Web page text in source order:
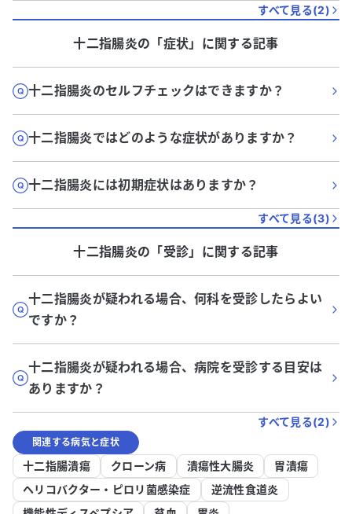
すべて見る(2)
十二指腸炎の「症状」に関する記事
十二指腸炎のセルフチェックはできますか？
十二指腸炎ではどのような症状がありますか？
十二指腸炎には初期症状はありますか？
すべて見る(3)
十二指腸炎の「受診」に関する記事
十二指腸炎が疑われる場合、何科を受診したらよい
ですか？
十二指腸炎が疑われる場合、病院を受診する目安は
ありますか？
すべて見る(2)
関連する病気と症状
十二指腸潰瘍 クローン病 潰瘍性大腸炎
胃潰瘍
ヘリコバクター・ピロリ菌感染症
逆流性食道炎